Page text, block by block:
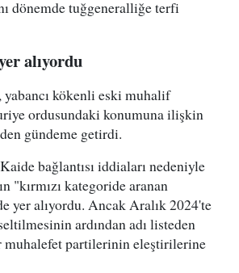
dönemde tuğgeneralliğe terfi
alıyordu
kökenli eski muhalif
ordusundaki konumuna ilişkin
gündeme getirdi.
bağlantısı iddiaları nedeniyle
"kırmızı kategoride aranan
yer alıyordu. Ancak Aralık 2024'te
ardından adı listeden
muhalefet partilerinin eleştirilerine